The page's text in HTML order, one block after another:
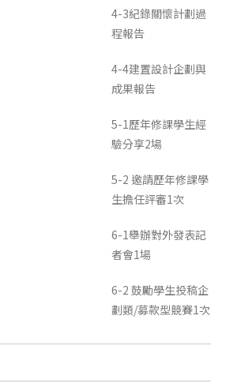
4-3紀錄關懷計劃過
程報告
4-4建置設計企劃與
成果報告
5-1歷年修課學生經
驗分享2場
5-2 邀請歷年修課學
生擔任評審1次
6-1舉辦對外發表記
者會1場
6-2 鼓勵學生投稿企
劃類/募款型競賽1次